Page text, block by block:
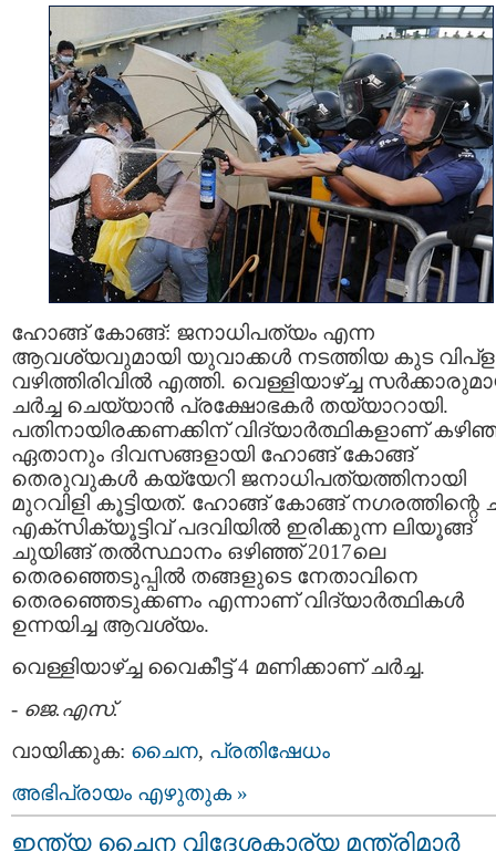
ഹോങ്ങ് കോങ്ങ്: ജനാധിപത്യം എന്ന
ആവശ്യവുമായി യുവാക്കൾ നടത്തിയ കുട
വഴിത്തിരിവിൽ എത്തി. വെള്ളിയാഴ്ച്ച
ചർച്ച ചെയ്യാൻ പ്രക്ഷോഭകർ തയ്യാറായി.
പതിനായിരക്കണക്കിന് വിദ്യാർത്ഥികളാണ്
ഏതാനും ദിവസങ്ങളായി ഹോങ്ങ് കോങ്ങ്
തെരുവുകൾ കയ്യേറി ജനാധിപത്യത്തിനായി
മുറവിളി കൂട്ടിയത്. ഹോങ്ങ് കോങ്ങ് നഗരത്തിന്റെ
എക്സിക്യൂട്ടിവ് പദവിയിൽ ഇരിക്കുന്ന ലിയൂങ്ങ്
ചുയിങ്ങ് തൽസ്ഥാനം ഒഴിഞ്ഞ് 2017ലെ
തെരഞ്ഞെടുപ്പിൽ തങ്ങളുടെ നേതാവിനെ
തെരഞ്ഞെടുക്കണം എന്നാണ് വിദ്യാർത്ഥികൾ
ഉന്നയിച്ച ആവശ്യം.
വെള്ളിയാഴ്ച്ച വൈകീട്ട് 4 മണിക്കാണ് ചർച്ച.
- ജെ.എസ്.
വായിക്കുക: ചൈന, പ്രതിഷേധം
അഭിപ്രായം എഴുതുക »
ഇന്ത്യ ചൈന വിദേശകാര്യ മന്ത്രിമാര്‍